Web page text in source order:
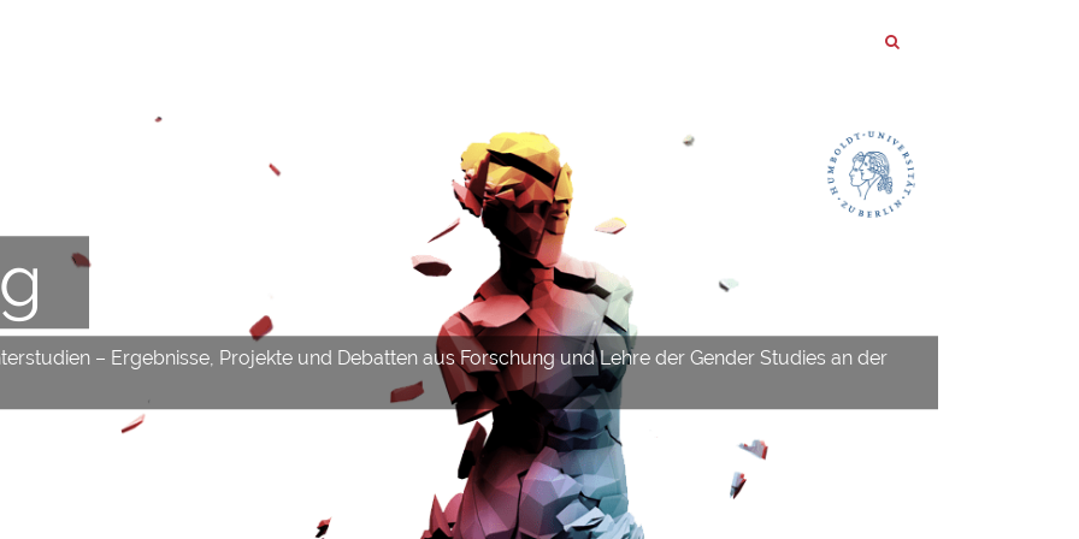
– Ergebnisse, Projekte und Debatten aus Forschung und Lehre der Gender Studies an der